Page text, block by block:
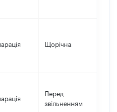
Щорічна
Перед
звільненням